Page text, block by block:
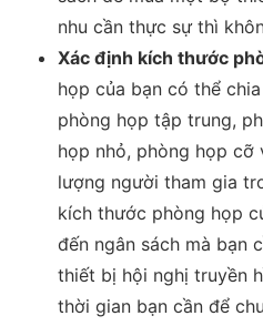
nhu cần thực sự thì
Xác định kích thước
họp của bạn có thể
phòng họp tập trung,
họp nhỏ, phòng họp cỡ
lượng người tham gia
kích thước phòng họp
đến ngân sách mà bạn
thiết bị hội nghị truyền
thời gian bạn cần để